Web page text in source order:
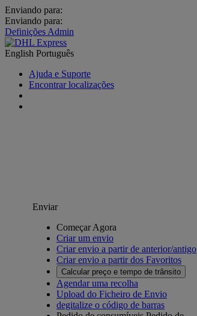
Enviando para:
Enviando para:
Definições Admin
English Português
Ajuda e Suporte
Encontrar localizações
Enviar
Começar Agora
Criar um envio
Criar envio a partir de anterior/antigo
Criar envio a partir dos Favoritos
Calcular preço e tempo de trânsito
Agendar uma recolha
Upload do Ficheiro de Envio
degitalize o código de barras